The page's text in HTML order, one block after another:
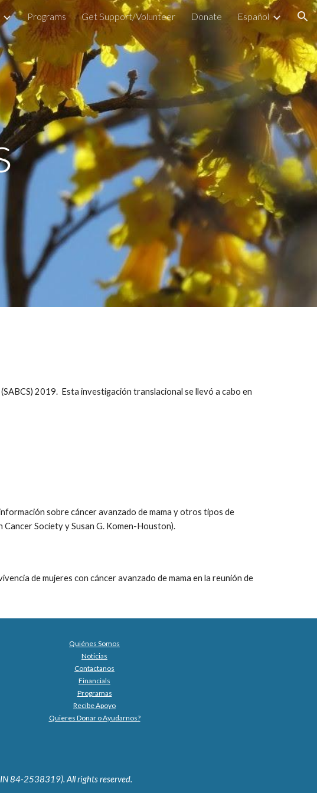
to navigation
Programs Get Support/Volunteer Donate Español
2019. Esta investigación translacional se llevó a cabo en
sobre cáncer avanzado de mama y otros tipos de
Society y Susan G. Komen-Houston).
de mujeres con cáncer avanzado de mama en la reunión de
Quiénes Somos
Noticias
Contactanos
Financials
Programas
Recibe Apoyo
Quieres Donar o Ayudarnos?
84-2538319). All rights reserved.